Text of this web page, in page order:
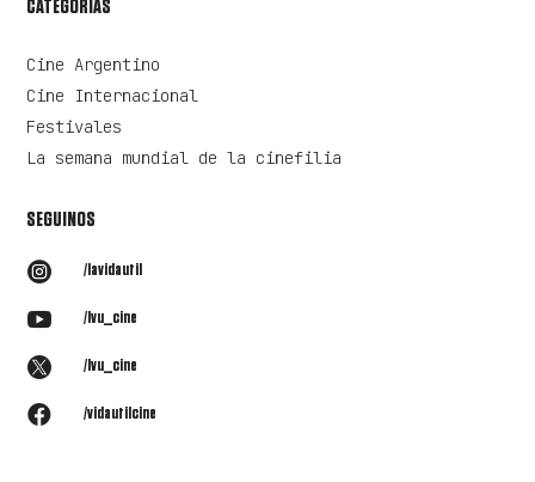
CATEGORÍAS
Cine Argentino
Cine Internacional
Festivales
La semana mundial de la cinefilia
SEGUINOS
 /lavidautil
 /lvu_cine
 /lvu_cine
 /vidautilcine